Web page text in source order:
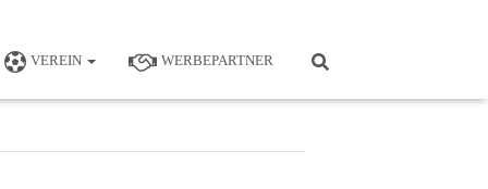
VEREIN WERBEPARTNER